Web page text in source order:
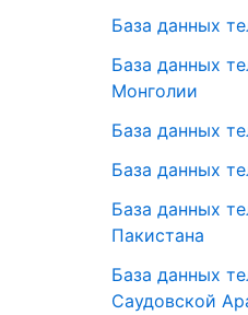
База данных
База данных
Монголии
База данных
База данных
База данных
Пакистана
База данных
Саудовской